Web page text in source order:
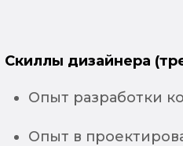
Скиллы дизайнера
Опыт разработки
Опыт в